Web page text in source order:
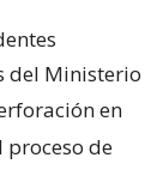
del Ministerio
en
proceso de